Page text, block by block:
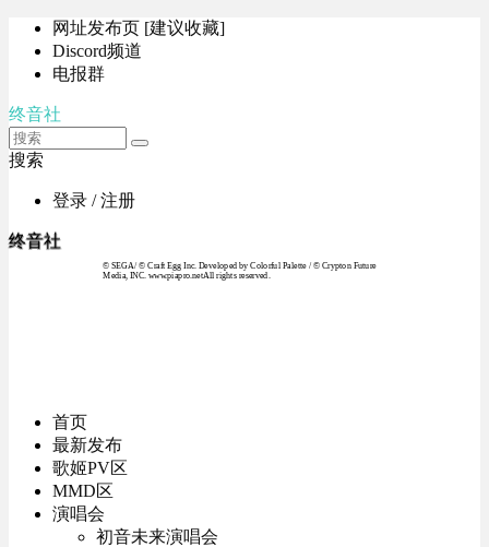
网址发布页 [建议收藏]
Discord频道
电报群
终音社
搜索
登录 / 注册
终音社
© SEGA / © Craft Egg Inc. Developed by Colorful Palette / © Crypton Future
Media, INC. www.piapro.netAll rights reserved.
首页
最新发布
歌姬PV区
MMD区
演唱会
初音未来演唱会